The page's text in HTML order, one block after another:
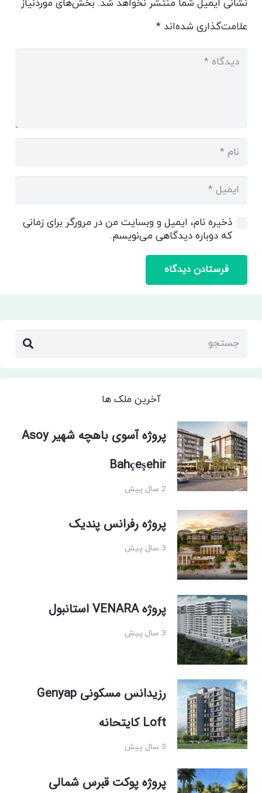
نشانی ایمیل شما منتشر نخواهد شد. بخش‌های موردنیاز
علامت‌گذاری شده‌اند*
ذخیره نام، ایمیل و وبسایت من در مرورگر برای زمانی
که دوباره دیدگاهی می‌نویسم.
فرستادن دیدگاه
آخرین ملک ها
پروژه آسوی باهچه شهیر Asoy
Bahçeşehir
2 سال پیش
پروژه رفرانس پندیک
3 سال پیش
پروژه VENARA استانبول
3 سال پیش
رزیدانس مسکونی Genyap
Loft کایتحانه
3 سال پیش
پروژه پوکت قبرس شمالی